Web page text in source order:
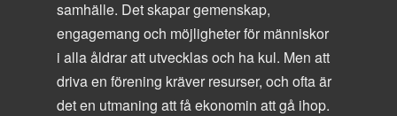
samhälle. Det skapar gemenskap,
engagemang och möjligheter för människor
i alla åldrar att utvecklas och ha kul. Men att
driva en förening kräver resurser, och ofta är
det en utmaning att få ekonomin att gå ihop.